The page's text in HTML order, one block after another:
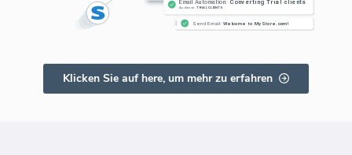
Klicken Sie auf here, um mehr zu erfahren